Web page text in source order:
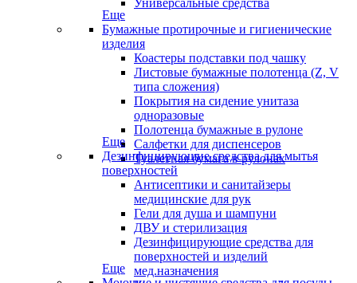
Универсальные средства
Еще
Бумажные протирочные и гигиенические
изделия
Коастеры подставки под чашку
Листовые бумажные полотенца (Z, V
типа сложения)
Покрытия на сидение унитаза
одноразовые
Полотенца бумажные в рулоне
Салфетки для диспенсеров
Туалетная бумага в рулонах
Еще
Дезинфицирующие средства для мытья
поверхностей
Антисептики и санитайзеры
медицинские для рук
Гели для душа и шампуни
ДВУ и стерилизация
Дезинфицирующие средства для
поверхностей и изделий
мед.назначения
Еще